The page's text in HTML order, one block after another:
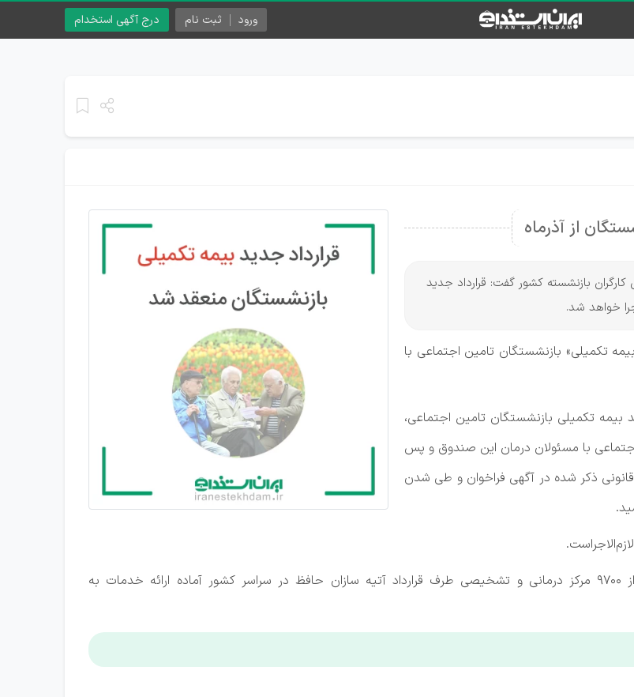
درج آگهی استخدام ورود ثبت نام
از آذرماه
کارگران بازنشسته کشور گفت: قرارداد جدید
خواهد شد.
تکمیلی» بازنشستگان تامین اجتماعی با
تکمیلی بازنشستگان تامین اجتماعی،
با مسئولان درمان این صندوق و پس
ذکر شده در آگهی فراخوان و طی شدن
همچنین براساس اعلام مدیرعامل آتیه سازان حافظ نیز،‌ بیش از ۹۷۰۰ مرکز درمانی و تشخیصی طرف قرارداد آتیه سازان حافظ در سراسر کشور آماده ارائه خدمات به